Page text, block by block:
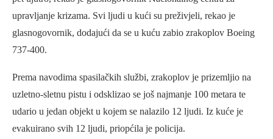
upravljanje krizama. Svi ljudi u kući su preživjeli, rekao je
glasnogovornik, dodajući da se u kuću zabio zrakoplov Boeing
737-400.
Prema navodima spasilačkih službi, zrakoplov je prizemljio na
uzletno-sletnu pistu i odsklizao se još najmanje 100 metara te
udario u jedan objekt u kojem se nalazilo 12 ljudi. Iz kuće je
evakuirano svih 12 ljudi, priopćila je policija.